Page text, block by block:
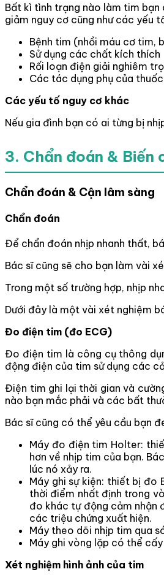
Bất kì tình trạng nào làm tim
giảm nguy cơ cũng như các yếu
Bệnh tim (nhồi máu cơ tim,
Sử dụng các chất kích thích
Rối loạn điện giải nghiêm
Các tác dụng phụ của thuốc
Các yếu tố nguy cơ khác
Nếu gia đình bạn có ai từng bị
3. Chẩn đoán & Biến
Chẩn đoán & Cận lâm sàng
Chẩn đoán
Để chẩn đoán nhịp nhanh thất,
Bác sĩ cũng sẽ cho bạn làm vài
Trong một số trường hợp, nhịp
Dưới đây là một vài xét nghiệm
Đo điện tim (đo ECG)
Đo điện tim là công cụ thông
động điện của tim sử dụng các
Điện tim ghi lại thời gian và
nào bạn mắc phải và các bất
Bác sĩ cũng có thể yêu cầu bạn
Máy đo điện tim Holter:
hơn về nhịp tim của bạn.
lúc nó xảy ra.
Máy ghi sự kiện: thiết bị đo
thời điểm nhất định trong
đo khác tự động cảm nhận
các triệu chứng xuất hiện.
Máy theo dõi nhịp tim qua
Máy ghi vòng lặp có thể
Xét nghiệm hình ảnh của tim